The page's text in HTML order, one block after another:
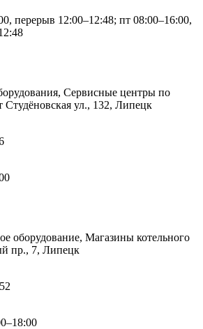
перерыв 12:00–12:48; пт 08:00–16:00,
Сервисные центры по
Студёновская ул., 132, Липецк
оборудование, Магазины котельного
пр., 7, Липецк